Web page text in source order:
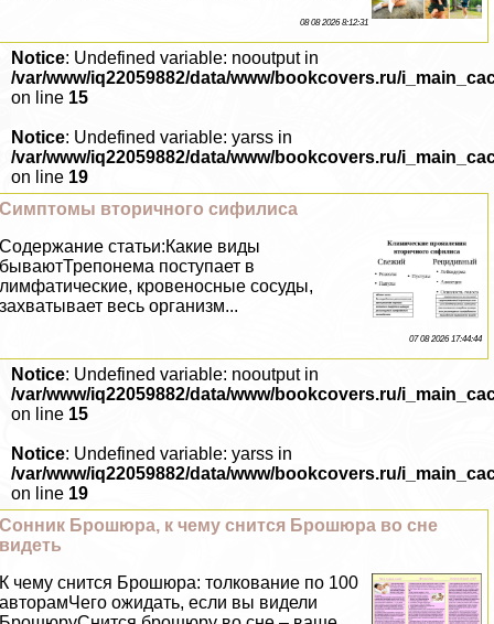
08 08 2026 8:12:31
Notice: Undefined variable: nooutput in
/var/www/iq22059882/data/www/bookcovers.ru/
on line 15
Notice: Undefined variable: yarss in
/var/www/iq22059882/data/www/bookcovers.ru/
on line 19
Симптомы вторичного сифилиса
Содержание статьи:Какие виды
бываютТрепонема поступает в
лимфатические, кровеносные сосуды,
захватывает весь организм...
07 08 2026 17:44:44
Notice: Undefined variable: nooutput in
/var/www/iq22059882/data/www/bookcovers.ru/
on line 15
Notice: Undefined variable: yarss in
/var/www/iq22059882/data/www/bookcovers.ru/
on line 19
Сонник Брошюра, к чему снится Брошюра во сне
видеть
К чему снится Брошюра: толкование по 100
авторамЧего ожидать, если вы видели